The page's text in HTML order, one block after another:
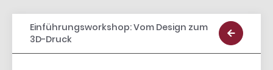
Einführungsworkshop: Vom Design zum
3D-Druck